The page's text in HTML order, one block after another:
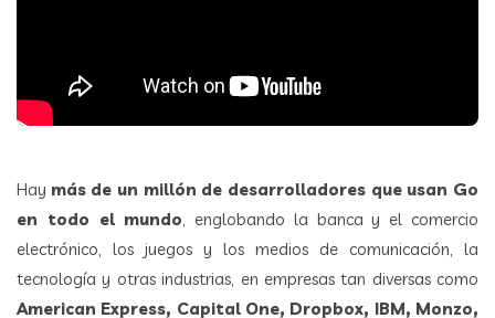
Hay más de un millón de desarrolladores que usan Go
en todo el mundo, englobando la banca y el comercio
electrónico, los juegos y los medios de comunicación, la
tecnología y otras industrias, en empresas tan diversas como
American Express, Capital One, Dropbox, IBM, Monzo,